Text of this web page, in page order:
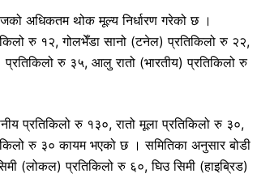
अधिकतम थोक मूल्य निर्धारण गरेको छ ।
रु १२, गोलभेँडा सानो (टनेल) प्रतिकिलो रु २२,
रु ३५, आलु रातो (भारतीय) प्रतिकिलो रु
प्रतिकिलो रु १३०, रातो मूला प्रतिकिलो रु ३०,
रु ३० कायम भएको छ । समितिका अनुसार बोडी
(लोकल) प्रतिकिलो रु ६०, घिउ सिमी (हाइब्रिड)